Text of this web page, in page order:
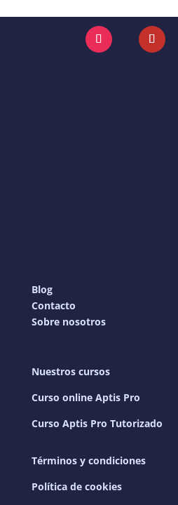
Instagram YouTube
Blog
Contacto
Sobre nosotros
Nuestros cursos
Curso online Aptis Pro
Curso Aptis Pro Tutorizado
Términos y condiciones
Política de cookies